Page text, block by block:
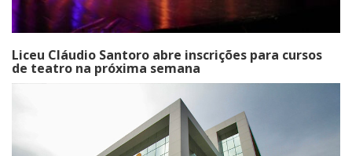
Liceu Cláudio Santoro abre inscrições para cursos
de teatro na próxima semana